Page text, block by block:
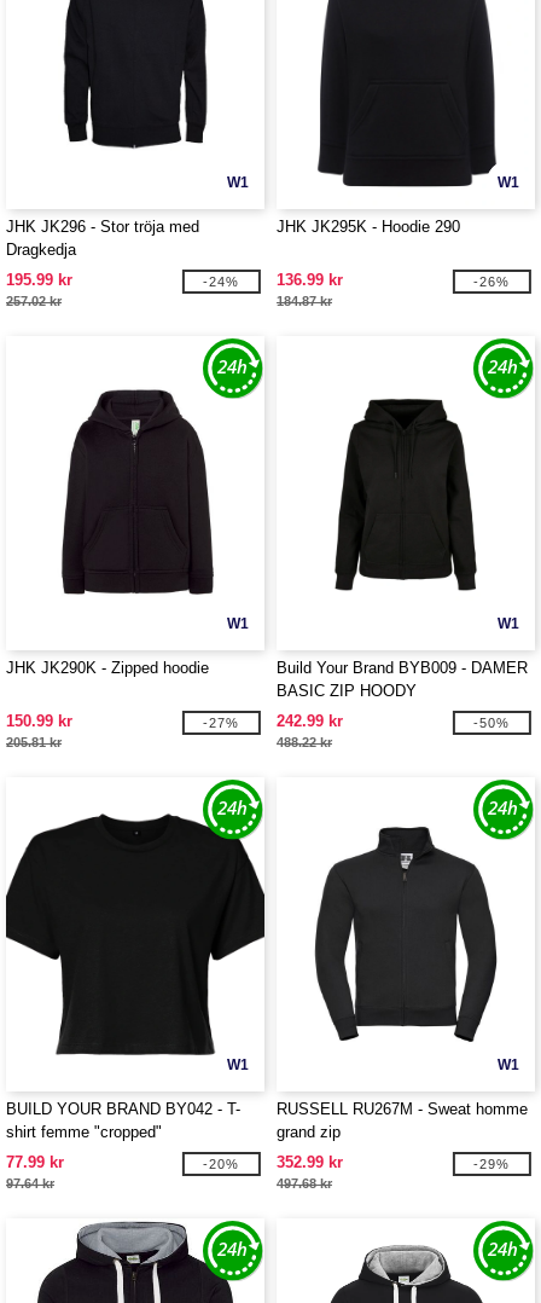
W1
JHK JK296 - Stor tröja med
Dragkedja
195.99 kr
257.02 kr
-24%
W1
JHK JK295K - Hoodie 290
136.99 kr
184.87 kr
-26%
W1
JHK JK290K - Zipped hoodie
150.99 kr
205.81 kr
-27%
W1
Build Your Brand BYB009 - DAMER
BASIC ZIP HOODY
242.99 kr
488.22 kr
-50%
W1
BUILD YOUR BRAND BY042 - T-
shirt femme "cropped"
77.99 kr
97.64 kr
-20%
W1
RUSSELL RU267M - Sweat homme
grand zip
352.99 kr
497.68 kr
-29%